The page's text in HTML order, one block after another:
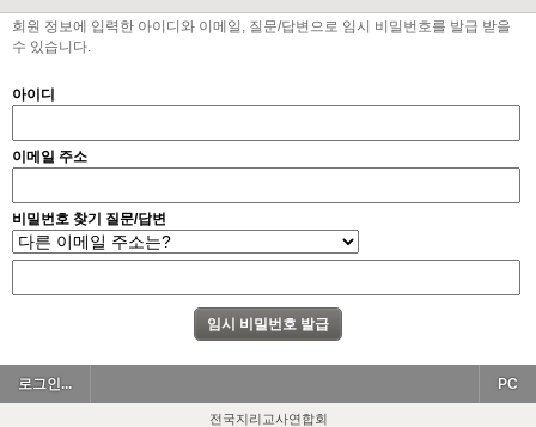
회원 정보에 입력한 아이디와 이메일, 질문/답변으로 임시 비밀번호를 발급 받을
수 있습니다.
아이디
이메일 주소
비밀번호 찾기 질문/답변
로그인... PC
전국지리교사연합회